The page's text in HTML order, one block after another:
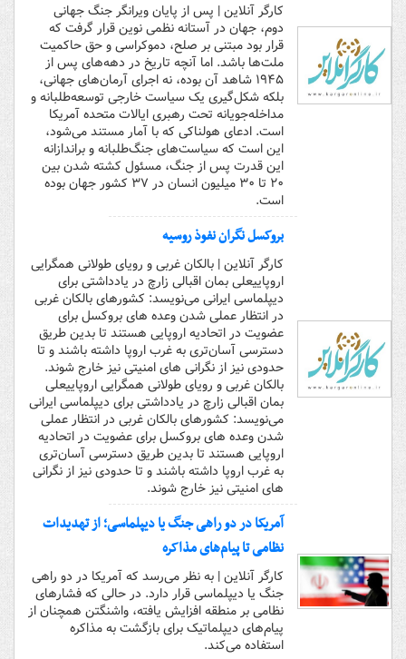
کارگر آنلاین | پس از پایان ویرانگر جنگ جهانی
دوم، جهان در آستانه نظمی نوین قرار گرفت که
قرار بود مبتنی بر صلح، دموکراسی و حق حاکمیت
ملت‌ها باشد. اما آنچه تاریخ در دهه‌های پس از
۱۹۴۵ شاهد آن بوده، نه اجرای آرمان‌های جهانی،
بلکه شکل‌گیری یک سیاست خارجی توسعه‌طلبانه و
مداخله‌جویانه تحت رهبری ایالات متحده آمریکا
است. ادعای هولناکی که با آمار مستند می‌شود،
این است که سیاست‌های جنگ‌طلبانه و براندازانه
این قدرت پس از جنگ، مسئول کشته شدن بین
۲۰ تا ۳۰ میلیون انسان در ۳۷ کشور جهان بوده
است.
بروکسل نگران نفوذ روسیه
کارگر آنلاین | بالکان غربی و رویای طولانی همگرایی
اروپاییعلی بمان اقبالی زارچ در یادداشتی برای
دیپلماسی ایرانی می‌نویسد: کشورهای بالکان غربی
در انتظار عملی شدن وعده های بروکسل برای
عضویت در اتحادیه اروپایی هستند تا بدین طریق
دسترسی آسان‌تری به غرب اروپا داشته باشند و تا
حدودی نیز از نگرانی های امنیتی نیز خارج شوند.
بالکان غربی و رویای طولانی همگرایی اروپاییعلی
بمان اقبالی زارچ در یادداشتی برای دیپلماسی ایرانی
می‌نویسد: کشورهای بالکان غربی در انتظار عملی
شدن وعده های بروکسل برای عضویت در اتحادیه
اروپایی هستند تا بدین طریق دسترسی آسان‌تری
به غرب اروپا داشته باشند و تا حدودی نیز از نگرانی
های امنیتی نیز خارج شوند.
آمریکا در دو راهی جنگ یا دیپلماسی؛ از تهدیدات
نظامی تا پیام‌های مذاکره
کارگر آنلاین | به نظر می‌رسد که آمریکا در دو راهی
جنگ یا دیپلماسی قرار دارد. در حالی که فشارهای
نظامی بر منطقه افزایش یافته، واشنگتن همچنان از
پیام‌های دیپلماتیک برای بازگشت به مذاکره
استفاده می‌کند.